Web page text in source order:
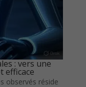
: vers une
efficace
observés réside